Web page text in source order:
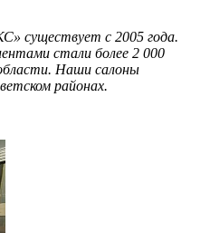
существует с 2005 года.
стали более 2 000
Наши салоны
районах.